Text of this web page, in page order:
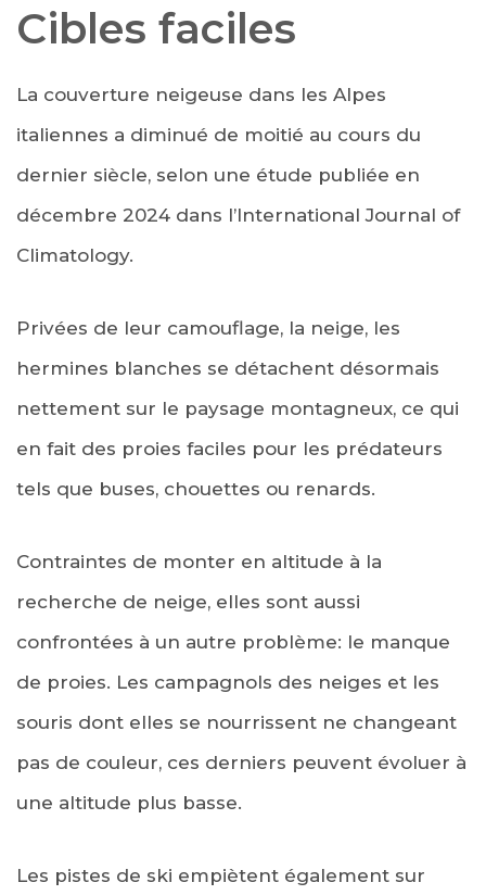
Cibles faciles
La couverture neigeuse dans les Alpes
italiennes a diminué de moitié au cours du
dernier siècle, selon une étude publiée en
décembre 2024 dans l’International Journal of
Climatology.
Privées de leur camouflage, la neige, les
hermines blanches se détachent désormais
nettement sur le paysage montagneux, ce qui
en fait des proies faciles pour les prédateurs
tels que buses, chouettes ou renards.
Contraintes de monter en altitude à la
recherche de neige, elles sont aussi
confrontées à un autre problème: le manque
de proies. Les campagnols des neiges et les
souris dont elles se nourrissent ne changeant
pas de couleur, ces derniers peuvent évoluer à
une altitude plus basse.
Les pistes de ski empiètent également sur